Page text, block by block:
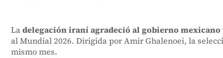
Ladelegación iraní agradeció al gobierno
al Mundial 2026. Dirigida por Amir Ghalenoei, la
mismo mes.